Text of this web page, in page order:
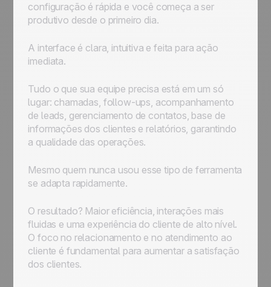
configuração é rápida e você começa a ser
produtivo desde o primeiro dia.
A interface é clara, intuitiva e feita para ação
imediata.
Tudo o que sua equipe precisa está em um só
lugar: chamadas, follow-ups, acompanhamento
de leads, gerenciamento de contatos, base de
informações dos clientes e relatórios, garantindo
a qualidade das operações.
Mesmo quem nunca usou esse tipo de ferramenta
se adapta rapidamente.
O resultado? Maior eficiência, interações mais
fluidas e uma experiência do cliente de alto nível.
O foco no relacionamento e no atendimento ao
cliente é fundamental para aumentar a satisfação
dos clientes.